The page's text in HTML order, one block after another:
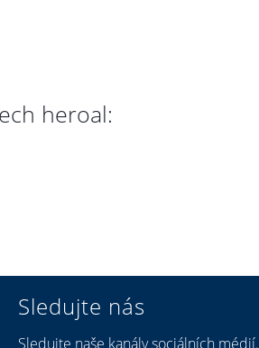
heroal:
Sledujte nás
Sledujte naše kanály sociálních médií.